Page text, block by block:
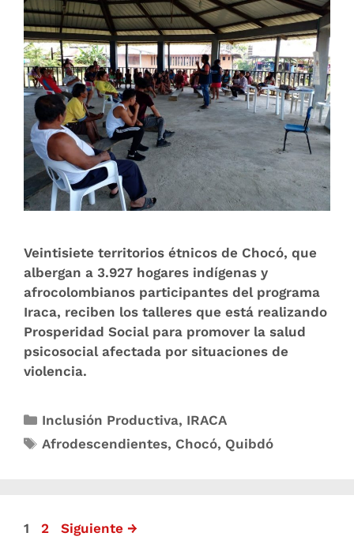
Veintisiete territorios étnicos de Chocó, que
albergan a 3.927 hogares indígenas y
afrocolombianos participantes del programa
Iraca, reciben los talleres que está realizando
Prosperidad Social para promover la salud
psicosocial afectada por situaciones de
violencia.
Inclusión Productiva, IRACA
Afrodescendientes, Chocó, Quibdó
1 2 Siguiente →